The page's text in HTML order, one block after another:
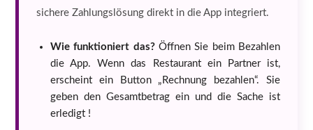
sichere Zahlungslösung direkt in die App integriert.
Wie funktioniert das?Öffnen Sie beim Bezahlen
die App. Wenn das Restaurant ein Partner ist,
erscheint ein Button „Rechnung bezahlen“. Sie
geben den Gesamtbetrag ein und die Sache ist
erledigt !